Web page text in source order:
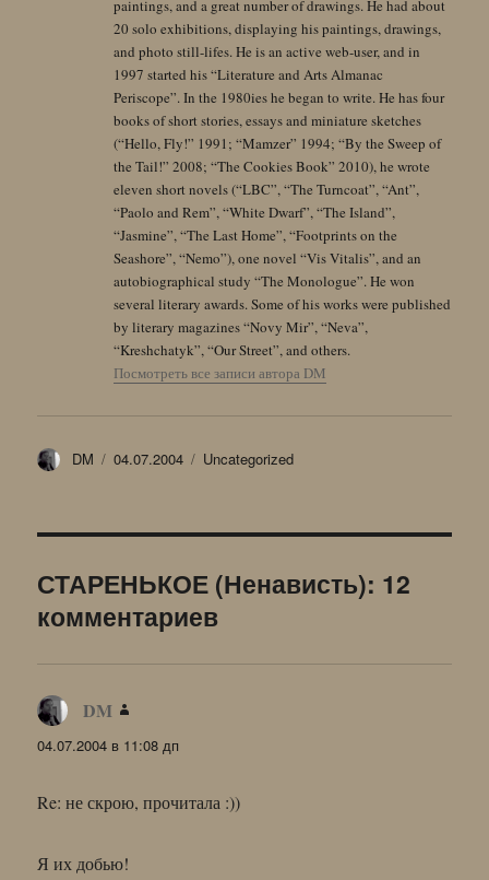
paintings, and a great number of drawings. He had about
20 solo exhibitions, displaying his paintings, drawings,
and photo still-lifes. He is an active web-user, and in
1997 started his “Literature and Arts Almanac
Periscope”. In the 1980ies he began to write. He has four
books of short stories, essays and miniature sketches
(“Hello, Fly!” 1991; “Mamzer” 1994; “By the Sweep of
the Tail!” 2008; “The Cookies Book” 2010), he wrote
eleven short novels (“LBC”, “The Turncoat”, “Ant”,
“Paolo and Rem”, “White Dwarf”, “The Island”,
“Jasmine”, “The Last Home”, “Footprints on the
Seashore”, “Nemo”), one novel “Vis Vitalis”, and an
autobiographical study “The Monologue”. He won
several literary awards. Some of his works were published
by literary magazines “Novy Mir”, “Neva”,
“Kreshchatyk”, “Our Street”, and others.
Посмотреть все записи автора DM
Автор
DM Опубликовано
04.07.2004 Рубрики
Uncategorized
СТАРЕНЬКОЕ (Ненависть): 12
комментариев
DM
04.07.2004 в 11:08 дп
Re: не скрою, прочитала :))
Я их добью!